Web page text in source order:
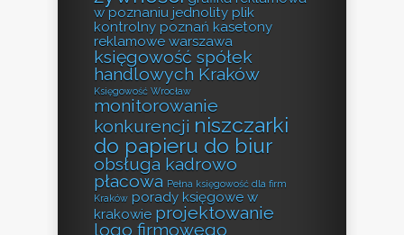
w poznaniu jednolity plik
kontrolny poznań kasetony
reklamowe warszawa
księgowość spółek
handlowych Kraków
Księgowość Wrocław
monitorowanie
konkurencji niszczarki
do papieru do biur
obsługa kadrowo
płacowa Pełna księgowość dla firm
Kraków porady księgowe w
krakowie projektowanie
logo firmowego